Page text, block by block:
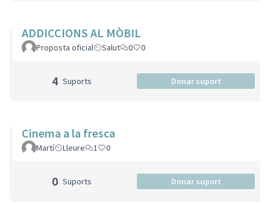
ADDICCIONS AL MÒBIL
Proposta oficial Salut 0 0
4 Suports Donar suport
Cinema a la fresca
Martí Lleure 1 0
0 Suports Donar suport